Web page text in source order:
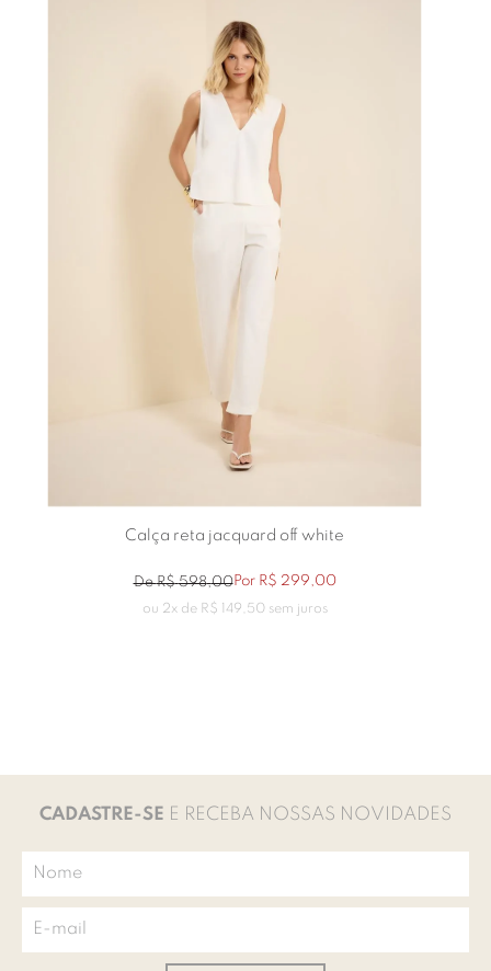
Calça reta jacquard off white
DeR$ 598,00Por R$ 299,00
ou 2x de R$ 149 50sem juros
CADASTRE-SE E RECEBA NOSSAS NOVIDADES